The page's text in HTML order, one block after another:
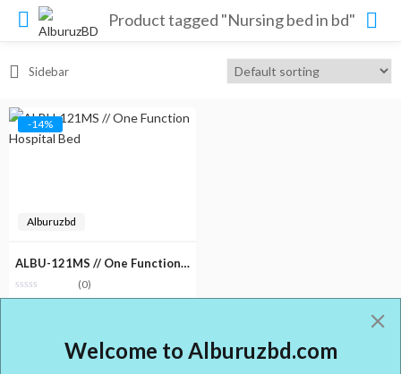
Product tagged "Nursing bed in bd"
Sidebar
-14%
Alburuzbd
ALBU-121MS // One Function Hospital Bed
(0)
Original
was:
Current
is:
Welcome to Alburuzbd.com